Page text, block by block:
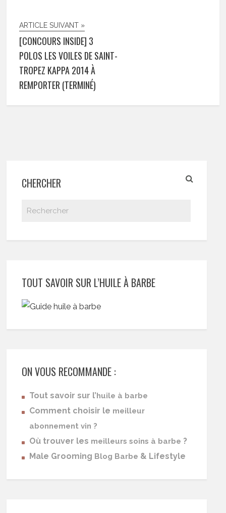
ARTICLE SUIVANT »
[CONCOURS INSIDE] 3
POLOS LES VOILES DE SAINT-
TROPEZ KAPPA 2014 À
REMPORTER (TERMINÉ)
CHERCHER
TOUT SAVOIR SUR L’HUILE À BARBE
ON VOUS RECOMMANDE :
Tout savoir sur l’huile à barbe
Comment choisir le meilleur
abonnement vin ?
Où trouver les meilleurs soins à barbe ?
Male Grooming Blog Barbe & Lifestyle